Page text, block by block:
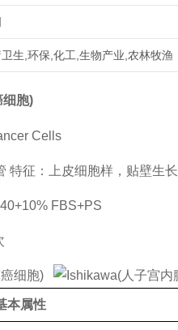
卫生,环保,化工,生物产业,农林牧渔
细胞)
Cells
特征：上皮细胞样，贴壁生长
FBS+PS
本属性